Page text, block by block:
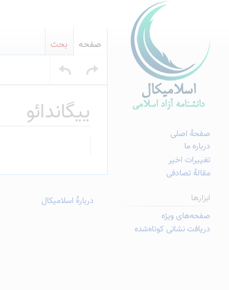
ییگاندائو
ناوبری
جستجو
صفحه بحث
صفحهٔ اصلی
درباره ما
تغییرات اخیر
مقالهٔ تصادفی
ابزارها
صفحه‌های ویژه
دریافت نشانی کوتاه‌شده
دربارهٔ اسلامیکال